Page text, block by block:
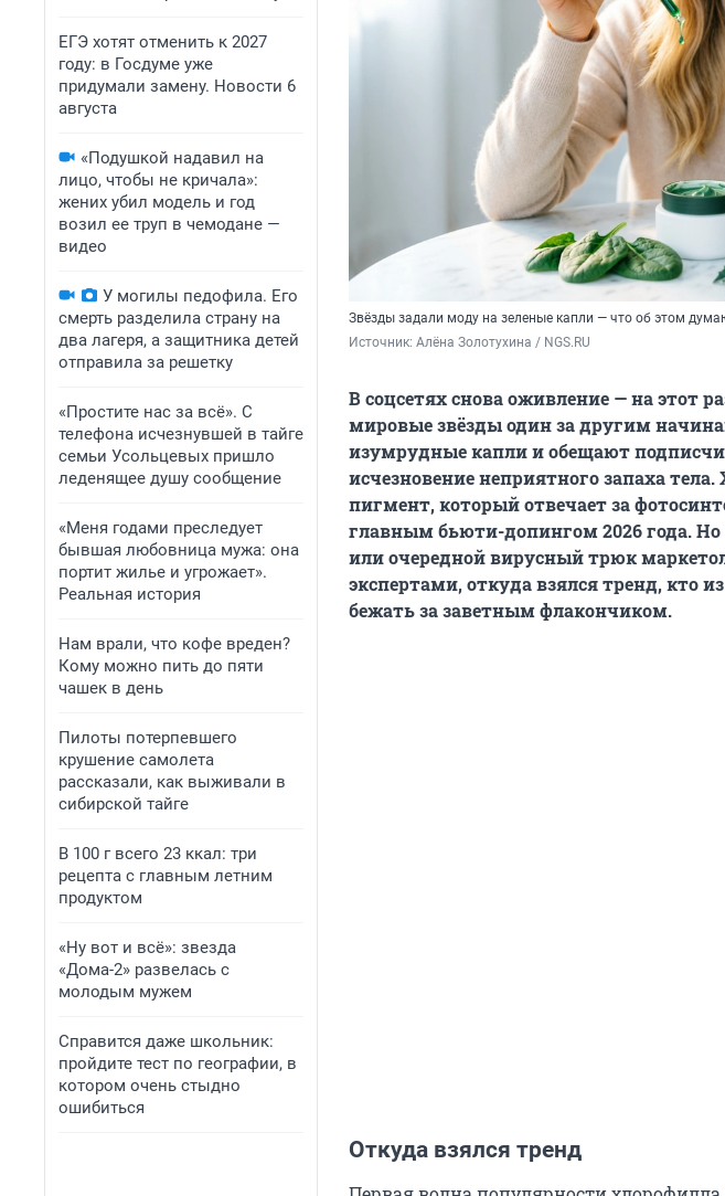
ЕГЭ хотят отменить к 2027
году: в Госдуме уже
придумали замену. Новости 6
августа
«Подушкой надавил на
лицо, чтобы не кричала»:
жених убил модель и год
возил ее труп в чемодане —
видео
У могилы педофила. Его
смерть разделила страну на
два лагеря, а защитника детей
отправила за решетку
«Простите нас за всё». С
телефона исчезнувшей в тайге
семьи Усольцевых пришло
леденящее душу сообщение
«Меня годами преследует
бывшая любовница мужа: она
портит жилье и угрожает».
Реальная история
Нам врали, что кофе вреден?
Кому можно пить до пяти
чашек в день
Пилоты потерпевшего
крушение самолета
рассказали, как выживали в
сибирской тайге
В 100 г всего 23 ккал: три
рецепта с главным летним
продуктом
«Ну вот и всё»: звезда
«Дома-2» развелась с
молодым мужем
Справится даже школьник:
пройдите тест по географии, в
котором очень стыдно
ошибиться
Звёзды задали моду на зеленые капли — что об этом
Источник: Алёна Золотухина / NGS.RU
В соцсетях снова оживление — на этот
мировые звёзды один за другим
изумрудные капли и обещают
исчезновение неприятного запаха
пигмент, который отвечает за
главным бьюти-допингом 2026 года. Но
или очередной вирусный трюк
экспертами, откуда взялся тренд, кто
бежать за заветным флакончиком.
Откуда взялся тренд